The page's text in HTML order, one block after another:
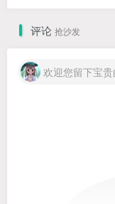
评论 抢沙发
欢迎您留下宝贵